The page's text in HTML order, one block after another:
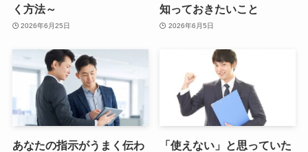
く方法～
2026年6月25日
知っておきたいこと
2026年6月5日
あなたの指示がうまく伝わ
「使えない」と思っていた